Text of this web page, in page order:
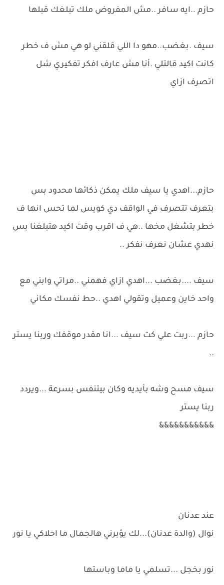
حازم ..ايه سافر ..مش المفروض ملك تبلغك قبلها
سيف .بغضب..مهو دا اللي قلقني لو هي مش ف خطر
كانت اكيد قالتلي .أنا مش عارف افكر تفكيري شل
اتصرف ازاي
حازم...اهدي يا سيف ملك يمكن ذكائها محدود بس
بتعرف تتصرف في الواقف دي كويس لما تحس انها ف
خطر بتشغل مخها ..هي ف اقرب وقت اكيد هتبلغنا بس
نهدي عشان نعرف نفكر ..
سيف ....بغضب ...اهدي ازاي فهمني ..مراتي وابني مع
واحد خاين وعميل وتقولي اهدي ..حط نفسك مكاني
حازم ...ربت علي كت سيف ...انا مقدر موقفك وربنا يستر
..
سيف مسح وشه بأيديه وكان بيتنفس بسرعة ...ويردد
ربنا يستر
&&&&&&&&&&&
عند عدنان
نوال (والدة عدنان)...لك يؤبرني هالجمال ما احلاكي يا نور
نور بخجل ...تسلمي يا ماما وباستها